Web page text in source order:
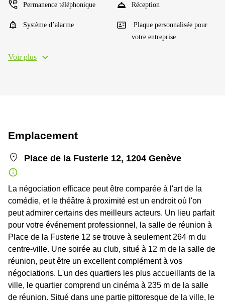
Permanence téléphonique Réception
Système d’alarme
Plaque personnalisée pour
votre entreprise
Voir plus
Emplacement
Place de la Fusterie 12, 1204 Genève
La négociation efficace peut être comparée à l'art de la
comédie, et le théâtre à proximité est un endroit où l'on
peut admirer certains des meilleurs acteurs. Un lieu parfait
pour votre événement professionnel, la salle de réunion à
Place de la Fusterie 12 se trouve à seulement 264 m du
centre-ville. Une soirée au club, situé à 12 m de la salle de
réunion, peut être un excellent complément à vos
négociations. L'un des quartiers les plus accueillants de la
ville, le quartier comprend un cinéma à 235 m de la salle
de réunion. Situé dans une partie pittoresque de la ville, le